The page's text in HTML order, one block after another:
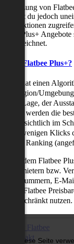
Diese Seite
Nutzung von
du jedoch
Plus+
ist Flatbee Plus+?
hat einen
Region/
der Lage, der
werden die
übersichtlich im
nur wenigen Klicks
als Ranking
mit dem Flatbee
Vermietern bzw.
E-
den Flatbee
nutzen.
Über Flatbee
Kontakt